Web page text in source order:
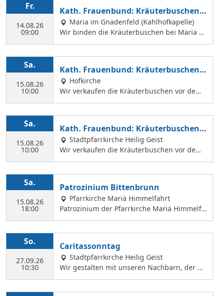
Margit Ettig am Jugendheim Feldkirchen.
Fr.
14.08.26
09:00
Kath. Frauenbund: Kräuterbuschen b
inden
Maria im Gnadenfeld (Kahlhofkapelle)
Wir binden die Kräuterbuschen bei Maria a
m Kahlhof. Wir brauchen viele Helferinnen z
der Hl. Geist Kirche Kräuterbuschen verkauf
en können.
Sa.
15.08.26
10:00
Kath. Frauenbund: Kräuterbuschen V
erkauf
Hofkirche
Wir verkaufen die Kräuterbuschen vor dem
Festgottesdienst in der Hofkirche.
Sa.
15.08.26
10:00
Kath. Frauenbund: Kräuterbuschen V
erkauf
Stadtpfarrkirche Heilig Geist
Wir verkaufen die Kräuterbuschen vor dem
Festgottesdienst in der Hl. Geist Kirche.
Sa.
15.08.26
18:00
Patrozinium Bittenbrunn
Pfarrkirche Mariä Himmelfahrt
Patrozinium der Pfarrkirche Mariä Himmelfa
hrt in Bittenbrunn Um 18:00 Uhr Festgottesd
Gestaltung durch den Kirchenchor Laetare, l
eckere Speisen, Fassbier und Weinbar. Kind
erprogramm Wir freuen uns auf dich!
So.
27.09.26
10:30
Caritassonntag
Stadtpfarrkirche Heilig Geist
Wir gestalten mit unseren Nachbarn, der Ca
ritasstation den Gottesdienst.